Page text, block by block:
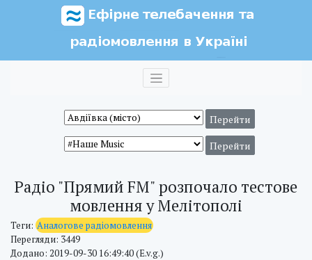
Радіо "Прямий FM" розпочало тестове
мовлення у Мелітополі
Теги: Аналогове радіомовлення
Перегляди: 3449
Додано: 2019-09-30 16:49:40 (E.v.g.)